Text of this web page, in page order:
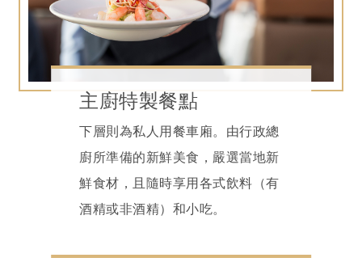
主廚特製餐點
下層則為私人用餐車廂。由行政總
廚所準備的新鮮美食，嚴選當地新
鮮食材，且隨時享用各式飲料（有
酒精或非酒精）和小吃。